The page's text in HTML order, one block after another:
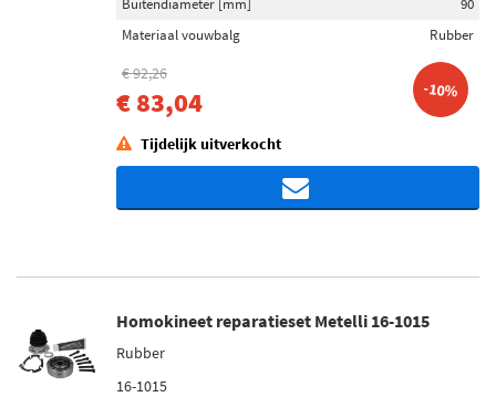
Buitendiameter [mm]
90
Materiaal vouwbalg
Rubber
€ 92,26
€ 83,04 -10%
Tijdelijk uitverkocht
Homokineet reparatieset Metelli 16-1015
Rubber
16-1015